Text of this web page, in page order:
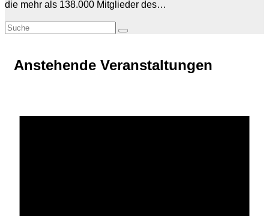
die mehr als 138.000 Mitglieder des…
Anstehende Veranstaltungen